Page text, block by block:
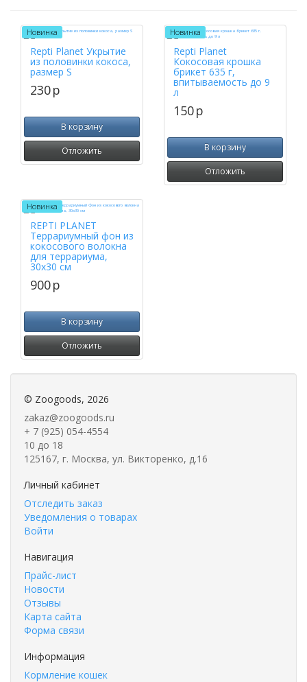
Новинка
Repti Planet Укрытие
из половинки кокоса,
размер S
230p
В корзину
Отложить
Новинка
Repti Planet
Кокосовая крошка
брикет 635 г,
впитываемость до 9
л
150p
В корзину
Отложить
Новинка
REPTI PLANET
Террариумный фон из
кокосового волокна
для террариума,
30х30 см
900p
В корзину
Отложить
© Zoogoods, 2026
zakaz@zoogoods.ru
+ 7 (925) 054-4554
10 до 18
125167, г. Москва, ул. Викторенко, д.16
Личный кабинет
Отследить заказ
Уведомления о товарах
Войти
Навигация
Прайс-лист
Новости
Отзывы
Карта сайта
Форма связи
Информация
Кормление кошек